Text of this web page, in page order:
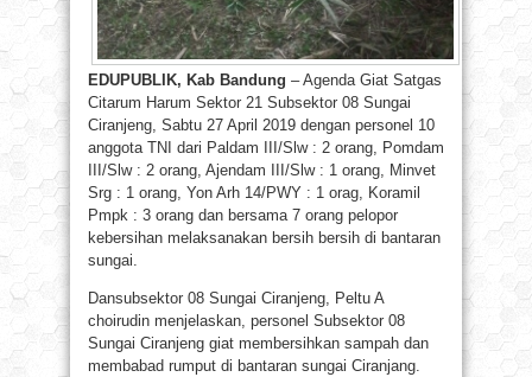
EDUPUBLIK, Kab Bandung – Agenda Giat Satgas
Citarum Harum Sektor 21 Subsektor 08 Sungai
Ciranjeng, Sabtu 27 April 2019 dengan personel 10
anggota TNI dari Paldam III/Slw : 2 orang, Pomdam
III/Slw : 2 orang, Ajendam III/Slw : 1 orang, Minvet
Srg : 1 orang, Yon Arh 14/PWY : 1 orag, Koramil
Pmpk : 3 orang dan bersama 7 orang pelopor
kebersihan melaksanakan bersih bersih di bantaran
sungai.
Dansubsektor 08 Sungai Ciranjeng, Peltu A
choirudin menjelaskan, personel Subsektor 08
Sungai Ciranjeng giat membersihkan sampah dan
membabad rumput di bantaran sungai Ciranjang.